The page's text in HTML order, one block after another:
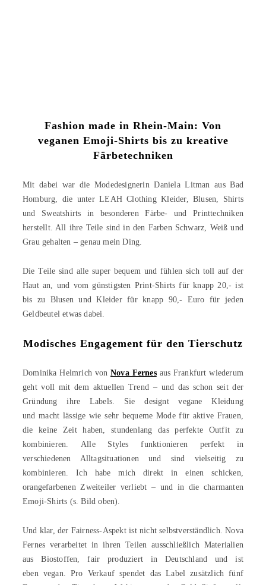
Fashion made in Rhein-Main: Von
veganen Emoji-Shirts bis zu kreative
Färbetechniken
Mit dabei war die Modedesignerin Daniela Litman aus Bad
Homburg, die unter LEAH Clothing Kleider, Blusen, Shirts
und Sweatshirts in besonderen Färbe- und Printtechniken
herstellt. All ihre Teile sind in den Farben Schwarz, Weiß und
Grau gehalten – genau mein Ding.
Die Teile sind alle super bequem und fühlen sich toll auf der
Haut an, und vom günstigsten Print-Shirts für knapp 20,- ist
bis zu Blusen und Kleider für knapp 90,- Euro für jeden
Geldbeutel etwas dabei.
Modisches Engagement für den Tierschutz
Dominika Helmrich vonNova Fernesaus Frankfurt wiederum
geht voll mit dem aktuellen Trend – und das schon seit der
Gründung ihre Labels. Sie designt vegane Kleidung
und macht lässige wie sehr bequeme Mode für aktive Frauen,
die keine Zeit haben, stundenlang das perfekte Outfit zu
kombinieren. Alle Styles funktionieren perfekt in
verschiedenen Alltagsituationen und sind vielseitig zu
kombinieren. Ich habe mich direkt in einen schicken,
orangefarbenen Zweiteiler verliebt – und in die charmanten
Emoji-Shirts (s. Bild oben).
Und klar, der Fairness-Aspekt ist nicht selbstverständlich. Nova
Fernes verarbeitet in ihren Teilen ausschließlich Materialien
aus Biostoffen, fair produziert in Deutschland und ist
eben vegan. Pro Verkauf spendet das Label zusätzlich fünf